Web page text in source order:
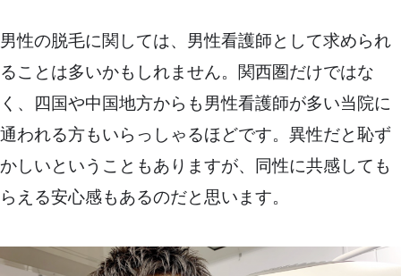
男性の脱毛に関しては、男性看護師として求められ
ることは多いかもしれません。関西圏だけではな
く、四国や中国地方からも男性看護師が多い当院に
通われる方もいらっしゃるほどです。異性だと恥ず
かしいということもありますが、同性に共感しても
らえる安心感もあるのだと思います。